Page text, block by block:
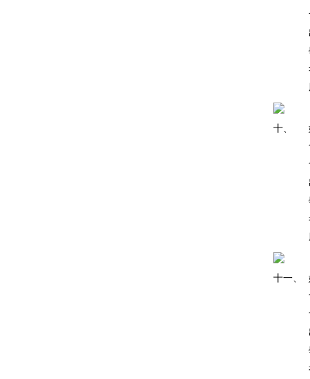
十、
十一、